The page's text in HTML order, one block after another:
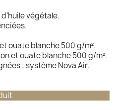
végétale.
ouate blanche 500 g/m².
et ouate blanche 500 g/m².
: système Nova Air.